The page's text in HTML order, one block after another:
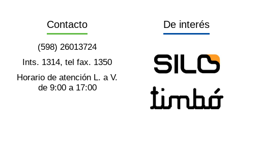
Contacto
(598) 26013724
Ints. 1314, tel fax. 1350
Horario de atención L. a V.
de 9:00 a 17:00
De interés